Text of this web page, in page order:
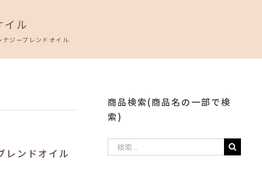
イル
ナジーブレンドオイル
レンドオイル
商品検索(商品名の一部で検
索)